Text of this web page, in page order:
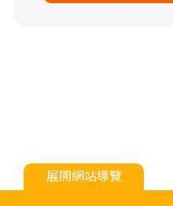
展開網站導覽